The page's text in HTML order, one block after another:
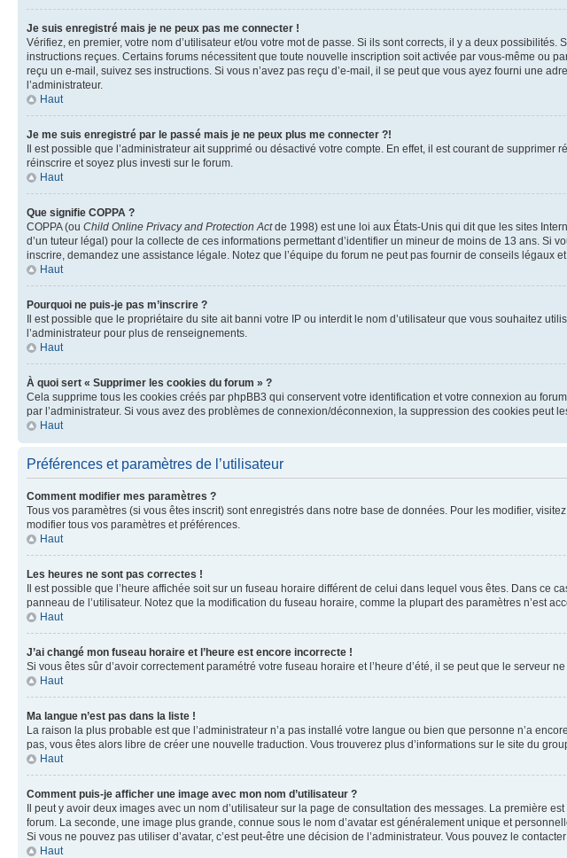
Je suis enregistré mais je ne peux pas me connecter !
Vérifiez, en premier, votre nom d’utilisateur et/ou votre mot de passe. Si ils sont corrects, il y a deux
instructions reçues. Certains forums nécessitent que toute nouvelle inscription soit activée par vous-même ou
reçu un e-mail, suivez ses instructions. Si vous n’avez pas reçu d’e-mail, il se peut que vous ayez fourni une
l’administrateur.
Haut
Je me suis enregistré par le passé mais je ne peux plus me connecter ?!
Il est possible que l’administrateur ait supprimé ou désactivé votre compte. En effet, il est courant de
réinscrire et soyez plus investi sur le forum.
Haut
Que signifie COPPA ?
COPPA (ou Child Online Privacy and Protection Actde 1998) est une loi aux États-Unis qui dit que les sites
d’un tuteur légal) pour la collecte de ces informations permettant d’identifier un mineur de moins de 13 ans. Si
inscrire, demandez une assistance légale. Notez que l’équipe du forum ne peut pas fournir de conseils légaux
Haut
Pourquoi ne puis-je pas m’inscrire ?
Il est possible que le propriétaire du site ait banni votre IP ou interdit le nom d’utilisateur que vous souhaitez
l’administrateur pour plus de renseignements.
Haut
À quoi sert « Supprimer les cookies du forum » ?
Cela supprime tous les cookies créés par phpBB3 qui conservent votre identification et votre connexion au
par l’administrateur. Si vous avez des problèmes de connexion/déconnexion, la suppression des cookies peut
Haut
Préférences et paramètres de l’utilisateur
Comment modifier mes paramètres ?
Tous vos paramètres (si vous êtes inscrit) sont enregistrés dans notre base de données. Pour les modifier,
modifier tous vos paramètres et préférences.
Haut
Les heures ne sont pas correctes !
Il est possible que l’heure affichée soit sur un fuseau horaire différent de celui dans lequel vous êtes. Dans ce
panneau de l’utilisateur. Notez que la modification du fuseau horaire, comme la plupart des paramètres n’est
Haut
J’ai changé mon fuseau horaire et l’heure est encore incorrecte !
Si vous êtes sûr d’avoir correctement paramétré votre fuseau horaire et l’heure d’été, il se peut que le serveur
Haut
Ma langue n’est pas dans la liste !
La raison la plus probable est que l’administrateur n’a pas installé votre langue ou bien que personne n’a
pas, vous êtes alors libre de créer une nouvelle traduction. Vous trouverez plus d’informations sur le site du
Haut
Comment puis-je afficher une image avec mon nom d’utilisateur ?
Il peut y avoir deux images avec un nom d’utilisateur sur la page de consultation des messages. La première
forum. La seconde, une image plus grande, connue sous le nom d’avatar est généralement unique et
Si vous ne pouvez pas utiliser d’avatar, c’est peut-être une décision de l’administrateur. Vous pouvez le
Haut